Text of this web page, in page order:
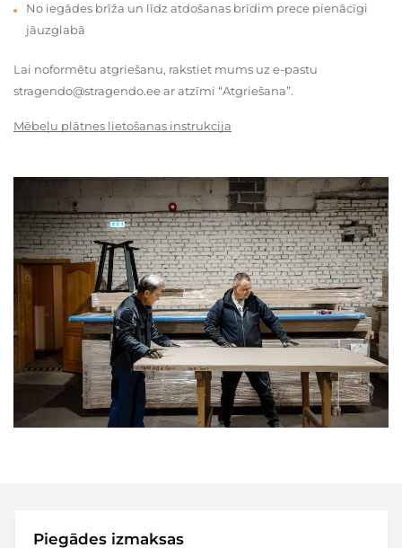
No iegādes brīža un līdz atdošanas brīdim prece pienācīgi
jāuzglabā
Lai noformētu atgriešanu, rakstiet mums uz e-pastu
stragendo@stragendo.ee ar atzīmi “Atgriešana”.
Mēbeļu plātnes lietošanas instrukcija
Piegādes izmaksas